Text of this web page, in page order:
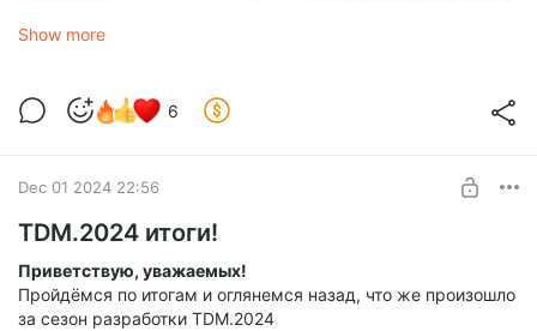
Show more
6
Dec 01 2024 22:56
TDM.2024 итоги!
Приветствую, уважаемых!
Пройдёмся по итогам и оглянемся назад, что же произошло
за сезон разработки TDM.2024